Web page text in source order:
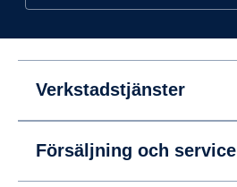
Verkstadstjänster
Försäljning och service